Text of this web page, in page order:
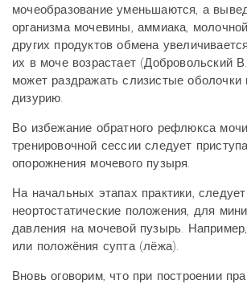
мочеобразование уменьшаются, а
организма мочевины, аммиака,
других продуктов обмена
их в моче возрастает (Добровольский
может раздражать слизистые оболочки
дизурию.
Во избежание обратного рефлюкса
тренировочной сессии следует
опорожнения мочевого пузыря.
На начальных этапах практики,
неортостатические положения, для
давления на мочевой пузырь.
или положёния супта (лёжа).
Вновь оговорим, что при построении